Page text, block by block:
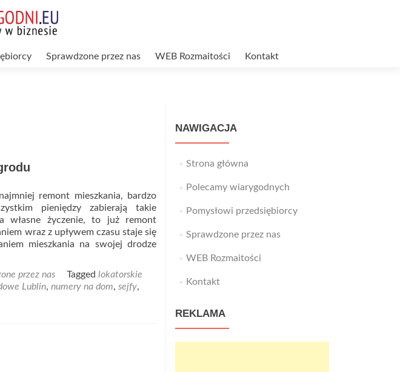
Sprawdzone przez nas WEB Rozmaitości Kontakt
remont mieszkania, bardzo
pieniędzy zabierają takie
własne życzenie, to już remont
wraz z upływem czasu staje się
mieszkania na swojej drodze
przez nas Tagged lokatorskie
Lublin, numery na dom, sejfy,
NAWIGACJA
Strona główna
Polecamy wiarygodnych
Pomysłowi przedsiębiorcy
Sprawdzone przez nas
WEB Rozmaitości
Kontakt
REKLAMA